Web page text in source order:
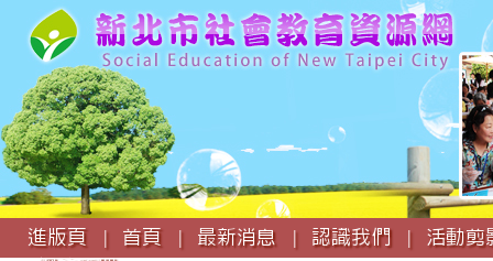
:::
進版頁 |
首頁 | 最新消息 | 認識我們 |
活動